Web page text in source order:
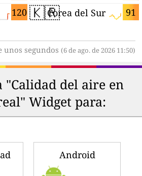
120 🇰🇷 91
Corea del Sur
unos segundos (6 de ago. de 2026 11:50)
"Calidad del aire en
Widget para:
Android